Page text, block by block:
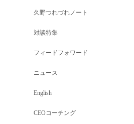
久野つれづれノート
対談特集
フィードフォワード
ニュース
English
CEOコーチング